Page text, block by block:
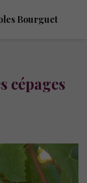
Bourguet
cépages